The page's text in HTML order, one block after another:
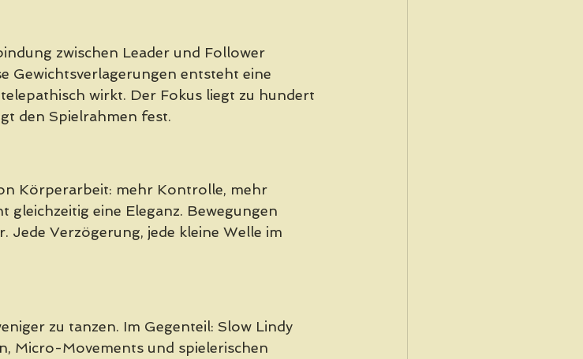
zwischen Leader und Follower
Gewichtsverlagerungen entsteht eine
wirkt. Der Fokus liegt zu hundert
den Spielrahmen fest.
Körperarbeit: mehr Kontrolle, mehr
gleichzeitig eine Eleganz. Bewegungen
Jede Verzögerung, jede kleine Welle im
zu tanzen. Im Gegenteil: Slow Lindy
Micro-Movements und spielerischen